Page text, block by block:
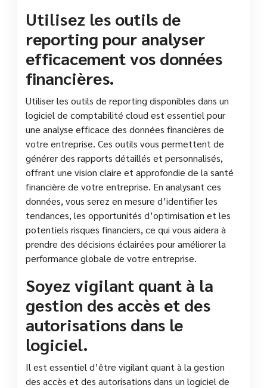
Utilisez les outils de
reporting pour analyser
efficacement vos données
financières.
Utiliser les outils de reporting disponibles dans un
logiciel de comptabilité cloud est essentiel pour
une analyse efficace des données financières de
votre entreprise. Ces outils vous permettent de
générer des rapports détaillés et personnalisés,
offrant une vision claire et approfondie de la santé
financière de votre entreprise. En analysant ces
données, vous serez en mesure d’identifier les
tendances, les opportunités d’optimisation et les
potentiels risques financiers, ce qui vous aidera à
prendre des décisions éclairées pour améliorer la
performance globale de votre entreprise.
Soyez vigilant quant à la
gestion des accès et des
autorisations dans le
logiciel.
Il est essentiel d’être vigilant quant à la gestion
des accès et des autorisations dans un logiciel de